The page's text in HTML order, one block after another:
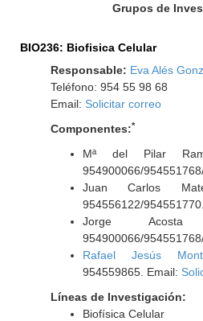
Grupos de
BIO236: Biofisica Celular
Responsable: Eva Alés
Teléfono: 954 55 98 68
Email: Solicitar correo
Componentes:*
Mª del Pilar
954900066/
Juan Carlos
954556122/
Jorge Acosta
954900066/
Rafael Jesús
954559865. Email:
Líneas de Investigación:
Biofísica Celular